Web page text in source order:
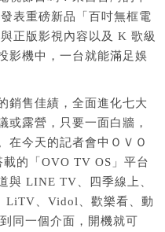
表重磅新品「百吋無框電
正版影視內容以及 K 歌級
影機中，一台就能滿足娛
銷售佳績，全面進化七大
或露營，只要一面白牆，
在今天的記者會中ＯＶＯ
的「OVO TV OS」平台
與 LINE TV、四季線上、
、Vidol、歡樂看、動
同一個介面，開機就可